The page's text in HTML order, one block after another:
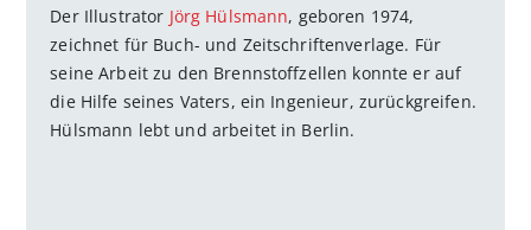
Der Illustrator Jörg Hülsmann, geboren 1974,
zeichnet für Buch- und Zeitschriftenverlage. Für
seine Arbeit zu den Brennstoffzellen konnte er auf
die Hilfe seines Vaters, ein Ingenieur, zurückgreifen.
Hülsmann lebt und arbeitet in Berlin.